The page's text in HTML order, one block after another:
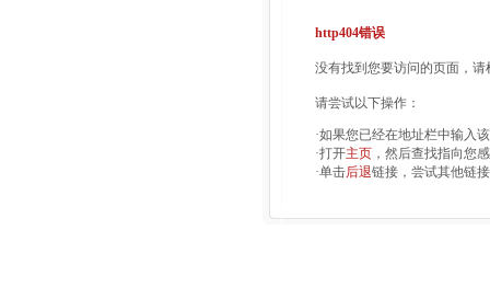
http404错误
没有找到您要访问的页面，
请尝试以下操作：
·如果您已经在地址栏中输入
·打开主页 ，然后查找指向您
·单击后退链接，尝试其他链